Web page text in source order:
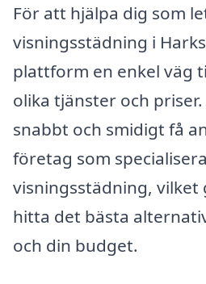
För att hjälpa dig som
visningsstädning i
plattform en enkel väg
olika tjänster och
snabbt och smidigt få
företag som
visningsstädning,
hitta det bästa
och din budget.